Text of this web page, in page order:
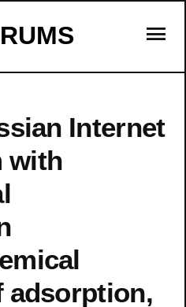
Internet
with
adsorption,